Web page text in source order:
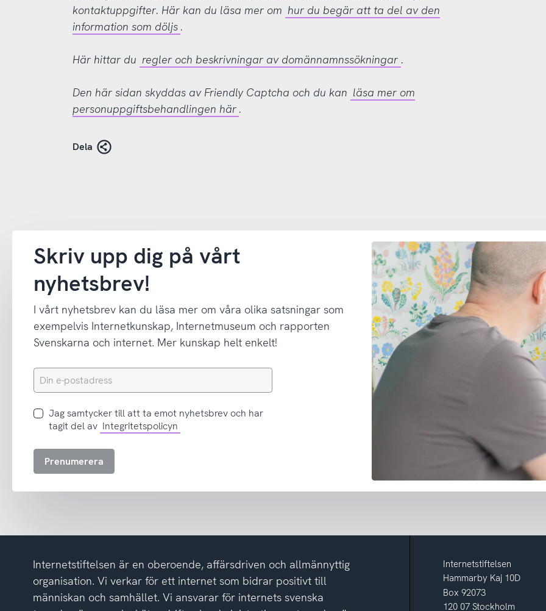
kontaktuppgifter. Här kan du läsa mer om hur du begär att ta del av den
information som döljs .
Här hittar du regler och beskrivningar av domännamnssökningar .
Den här sidan skyddas av Friendly Captcha och du kan läsa mer om
personuppgiftsbehandlingen här .
Dela
Skriv upp dig på vårt
nyhetsbrev!
I vårt nyhetsbrev kan du läsa mer om våra olika satsningar som
exempelvis Internetkunskap, Internetmuseum och rapporten
Svenskarna och internet. Mer kunskap helt enkelt!
Din
e-
Jag
samtycker
att
nyhetsbrev
tagit
av
integritetspolicyn
Jag samtycker till att ta emot nyhetsbrev och har
tagit del av Integritetspolicyn
Prenumerera
Internetstiftelsen är en oberoende, affärsdriven och allmännyttig
organisation. Vi verkar för ett internet som bidrar positivt till
människan och samhället. Vi ansvarar för internets svenska
Internetstiftelsen
Hammarby Kaj 10D
Box 92073
120 07 Stockholm